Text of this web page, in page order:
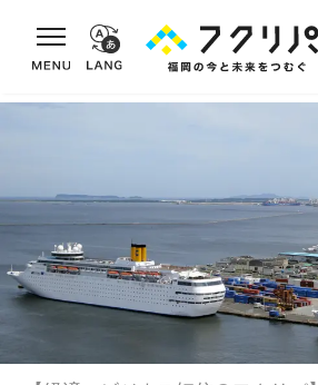
toggle navigation